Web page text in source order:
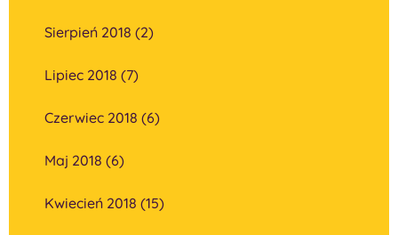
Sierpień 2018 (2)
Lipiec 2018 (7)
Czerwiec 2018 (6)
Maj 2018 (6)
Kwiecień 2018 (15)